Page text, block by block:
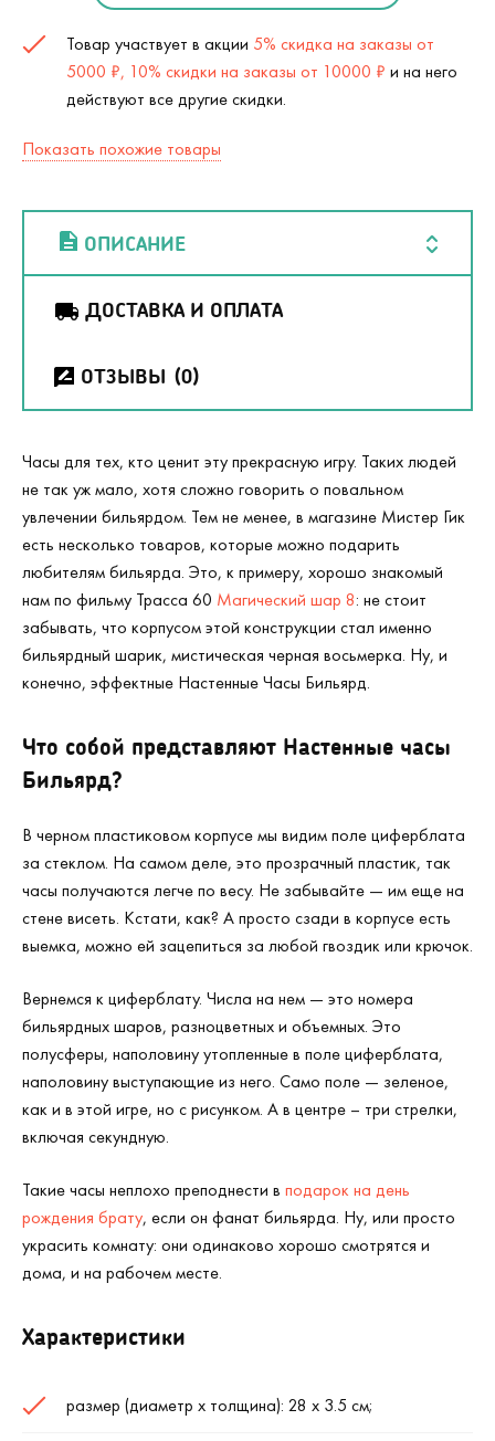
Товар участвует в акции 5% скидка на заказы от
5000 ₽, 10% скидки на заказы от 10000 ₽ и на него
действуют все другие скидки.
Показать похожие товары
ОПИСАНИЕ
ДОСТАВКА И ОПЛАТА
ОТЗЫВЫ (0)
Часы для тех, кто ценит эту прекрасную игру. Таких людей
не так уж мало, хотя сложно говорить о повальном
увлечении бильярдом. Тем не менее, в магазине Мистер Гик
есть несколько товаров, которые можно подарить
любителям бильярда. Это, к примеру, хорошо знакомый
нам по фильму Трасса 60 Магический шар 8: не стоит
забывать, что корпусом этой конструкции стал именно
бильярдный шарик, мистическая черная восьмерка. Ну, и
конечно, эффектные Настенные Часы Бильярд.
Что собой представляют Настенные часы
Бильярд?
В черном пластиковом корпусе мы видим поле циферблата
за стеклом. На самом деле, это прозрачный пластик, так
часы получаются легче по весу. Не забывайте — им еще на
стене висеть. Кстати, как? А просто сзади в корпусе есть
выемка, можно ей зацепиться за любой гвоздик или крючок.
Вернемся к циферблату. Числа на нем — это номера
бильярдных шаров, разноцветных и объемных. Это
полусферы, наполовину утопленные в поле циферблата,
наполовину выступающие из него. Само поле — зеленое,
как и в этой игре, но с рисунком. А в центре – три стрелки,
включая секундную.
Такие часы неплохо преподнести в подарок на день
рождения брату, если он фанат бильярда. Ну, или просто
украсить комнату: они одинаково хорошо смотрятся и
дома, и на рабочем месте.
Характеристики
размер (диаметр х толщина): 28 х 3.5 см;